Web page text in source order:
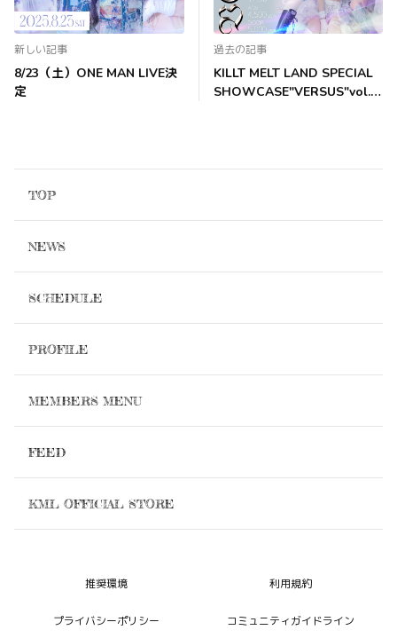
新しい記事
8/23（土）ONE MAN LIVE決
定
過去の記事
KILLT MELT LAND SPECIAL
SHOWCASE"VERSUS"vol.1
TOP
NEWS
SCHEDULE
PROFILE
MEMBERS MENU
FEED
KML OFFICIAL STORE
推奨環境 利用規約
プライバシーポリシー コミュニティガイドライン